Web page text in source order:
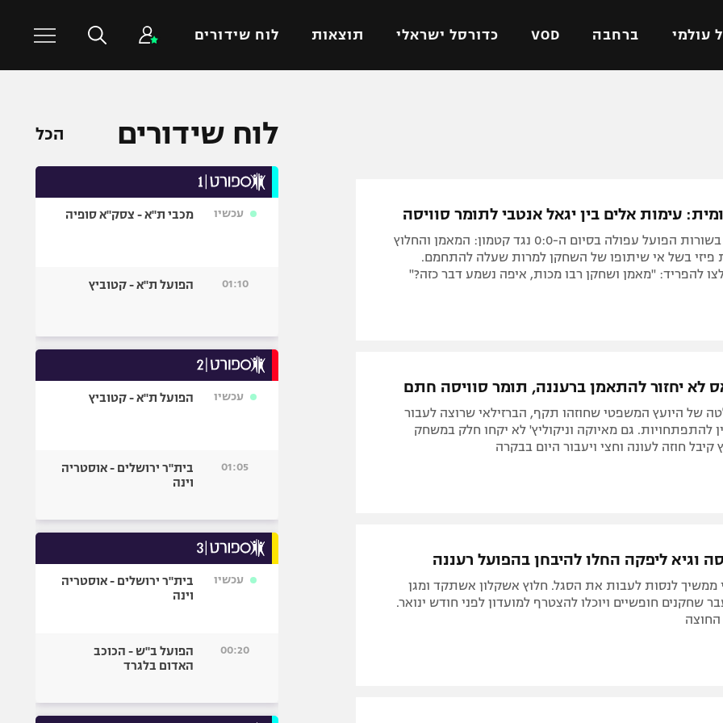
עולמי ברחבה VOD כדורסל ישראלי תוצאות לוח שידורים
ישראל
באר שבע
ליגה גרמנית
ליגה ספרדית
ליגה איטלקית
ליגות נוספות
הפועל חולון
הפועל ירושלים
כדורסל עולמי
כדורעף
היאבקות WWE
ספורט מוטורי
בייסבול MLB
גיימינג E-Sports
עימות אלים בין יגאל אנטבי לתומר סוויסה
אירוע מכוער בשורות הפועל עפולה בסיום ה-0:0 נגד קטמון: המאמן והחלוץ
פיזי בשל אי שיתופו של השחקן למרות שעלה להתחמם.
להפריד: "מאמן ושחקן רבו מכות, איפה נשמע דבר כזה?"
לא יחזור להתאמן ברעננה, תומר סוויסה חתם
של היועץ המשפטי שחוזהו תקף, הברזילאי שרוצה לעבור
להתפתחויות. גם מאיוקה וניקוליץ' לא יקחו חלק במשחק
קיבל חוזה לעונה וחצי ויעבור היום בבקרה
וגיא ליפקה החלו להיבחן בהפועל רעננה
ממשיך לנסות לעבות את הסגל. חלוץ אשקלון אשתקד ומגן
שחקנים חופשיים ויוכלו להצטרף למועדון לפני חודש ינואר.
החוצה
לוח שידורים הכל
עכשיו מכבי ת"א - צסק"א סופיה
01:10 הפועל ת"א - קטוביץ
עכשיו הפועל ת"א - קטוביץ
01:05
בית"ר ירושלים - אוסטריה
וינה
עכשיו
בית"ר ירושלים - אוסטריה
וינה
00:20
הפועל ב"ש - הכוכב
האדום בלגרד